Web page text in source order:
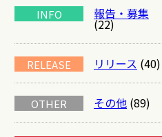
INFO 報告・募集
(22)
RELEASE リリース (40)
OTHER その他 (89)